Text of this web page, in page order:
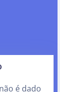
é dado